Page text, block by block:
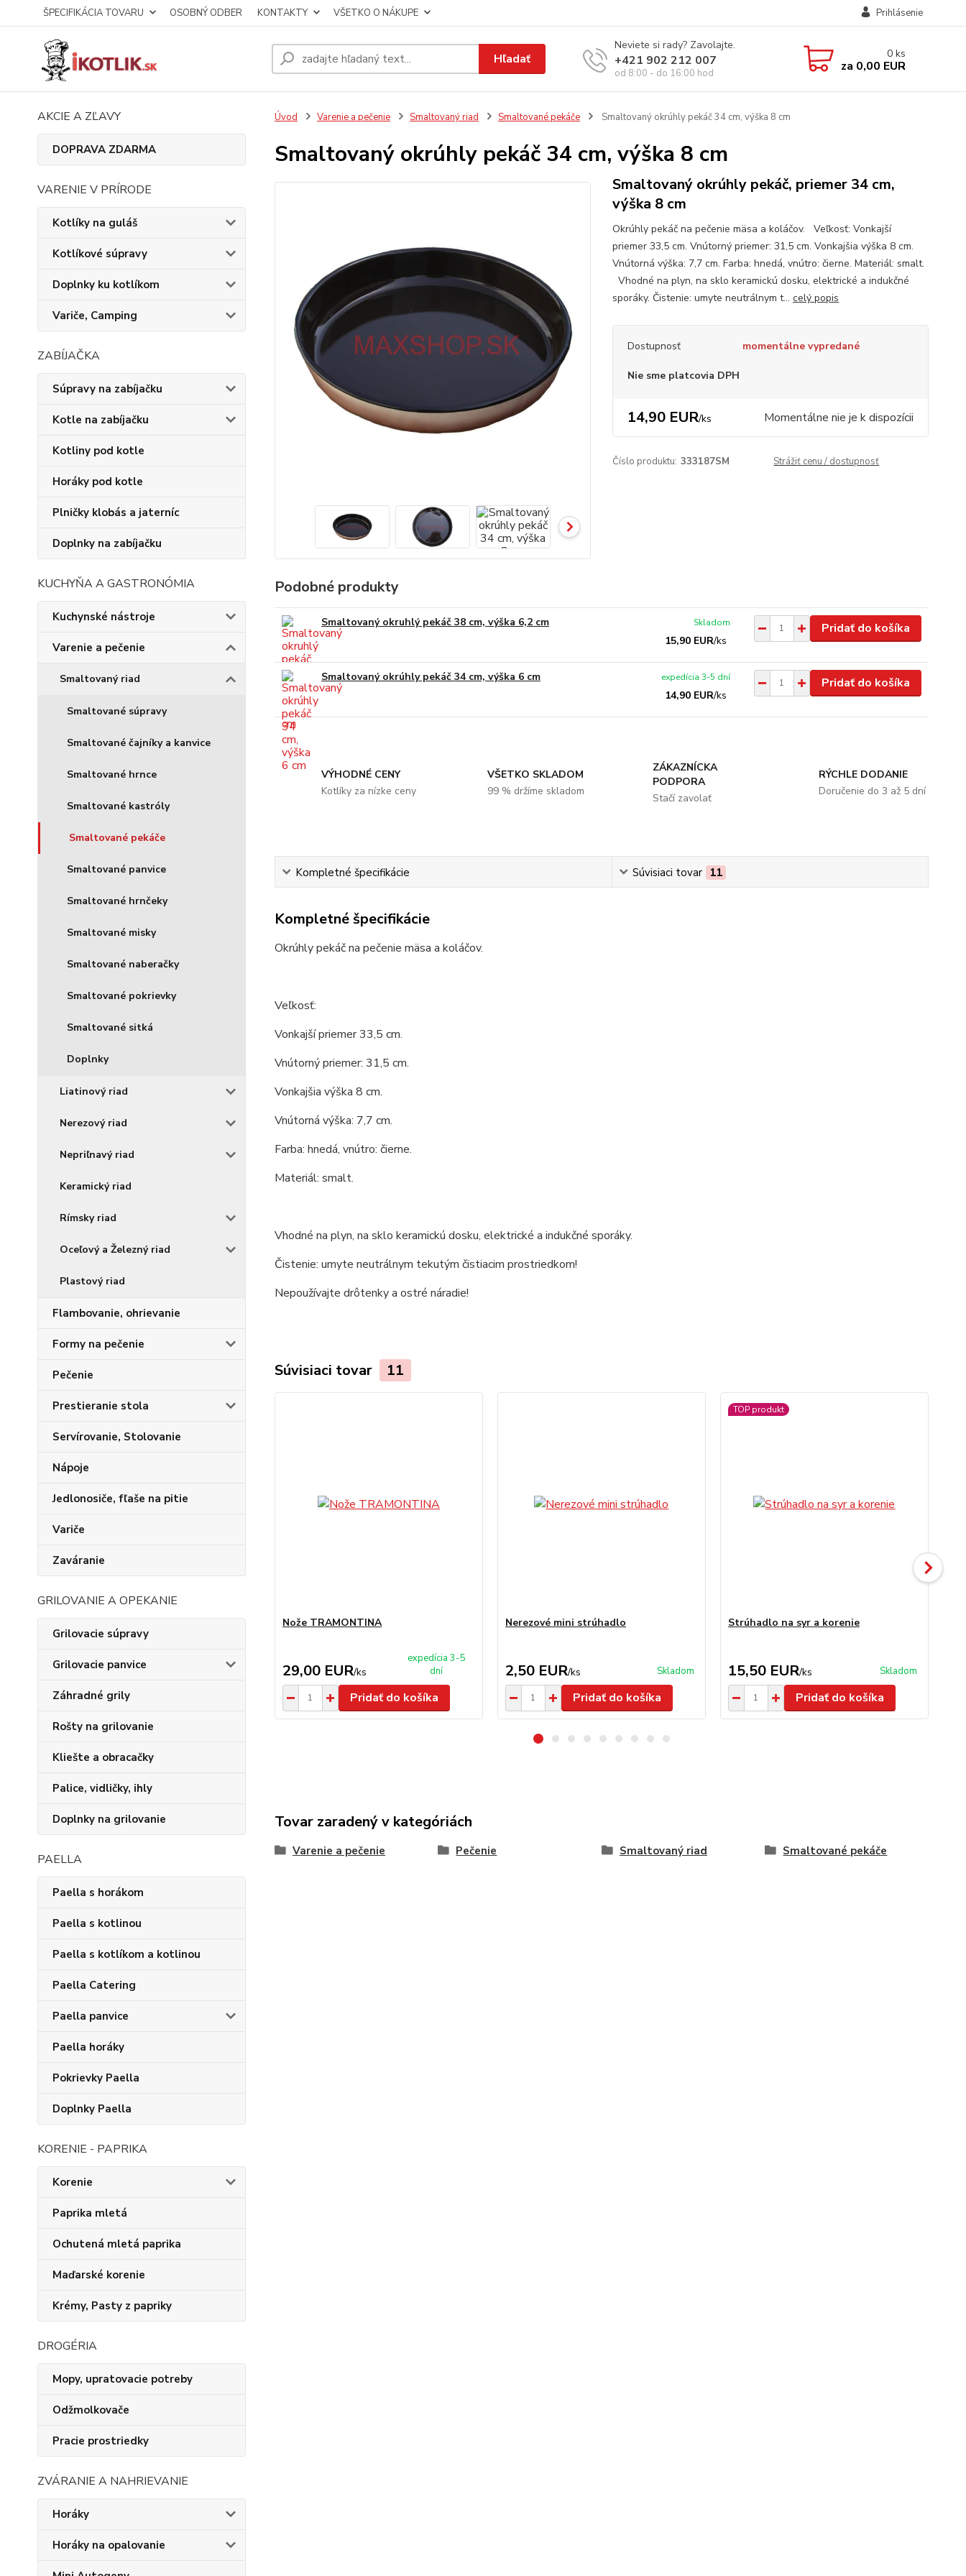
ŠPECIFIKÁCIA TOVARU OSOBNÝ ODBER KONTAKTY VŠETKO O NÁKUPE Prihlásenie
Hľadať
Neviete si rady? Zavolajte.
+421 902 212 007
od 8:00 - do 16:00 hod
0 ks
za 0,00 EUR
AKCIE A ZĽAVY
DOPRAVA ZDARMA
VARENIE V PRÍRODE
Kotlíky na guláš
Kotlíkové súpravy
Doplnky ku kotlíkom
Variče, Camping
ZABÍJAČKA
Súpravy na zabíjačku
Kotle na zabíjačku
Kotliny pod kotle
Horáky pod kotle
Plničky klobás a jaterníc
Doplnky na zabíjačku
KUCHYŇA A GASTRONÓMIA
Kuchynské nástroje
Varenie a pečenie
Smaltovaný riad
Smaltované súpravy
Smaltované čajníky a kanvice
Smaltované hrnce
Smaltované kastróly
Smaltované pekáče
Smaltované panvice
Smaltované hrnčeky
Smaltované misky
Smaltované naberačky
Smaltované pokrievky
Smaltované sitká
Doplnky
Liatinový riad
Nerezový riad
Nepriľnavý riad
Keramický riad
Rímsky riad
Oceľový a Železný riad
Plastový riad
Flambovanie, ohrievanie
Formy na pečenie
Pečenie
Prestieranie stola
Servírovanie, Stolovanie
Nápoje
Jedlonosiče, fľaše na pitie
Variče
Zaváranie
GRILOVANIE A OPEKANIE
Grilovacie súpravy
Grilovacie panvice
Záhradné grily
Rošty na grilovanie
Kliešte a obracačky
Palice, vidličky, ihly
Doplnky na grilovanie
PAELLA
Paella s horákom
Paella s kotlinou
Paella s kotlíkom a kotlinou
Paella Catering
Paella panvice
Paella horáky
Pokrievky Paella
Doplnky Paella
KORENIE - PAPRIKA
Korenie
Paprika mletá
Ochutená mletá paprika
Maďarské korenie
Krémy, Pasty z papriky
DROGÉRIA
Mopy, upratovacie potreby
Odžmolkovače
Pracie prostriedky
ZVÁRANIE A NAHRIEVANIE
Horáky
Horáky na opalovanie
Úvod Varenie a pečenie Smaltovaný riad Smaltované pekáče Smaltovaný okrúhly pekáč 34 cm, výška 8 cm
Smaltovaný okrúhly pekáč 34 cm, výška 8 cm
Smaltovaný okrúhly pekáč, priemer 34 cm,
výška 8 cm
Okrúhly pekáč na pečenie mäsa a koláčov. Veľkosť: Vonkajší
priemer 33,5 cm. Vnútorný priemer: 31,5 cm. Vonkajšia výška 8 cm.
Vnútorná výška: 7,7 cm. Farba: hnedá, vnútro: čierne. Materiál: smalt.
Vhodné na plyn, na sklo keramickú dosku, elektrické a indukčné
sporáky. Čistenie: umyte neutrálnym t... celý popis
Dostupnosť momentálne vypredané
Nie sme platcovia DPH
14,90 EUR/ks Momentálne nie je k dispozícii
Číslo produktu: 333187SM Strážiť cenu / dostupnosť
Podobné produkty
Smaltovaný okruhlý pekáč 38 cm, výška 6,2 cm
15,90 EUR/ks
Skladom Pridať do košíka
Smaltovaný okrúhly pekáč 34 cm, výška 6 cm
14,90 EUR/ks
expedícia 3-5 dní Pridať do košíka
VÝHODNÉ CENY
Kotlíky za nízke ceny
VŠETKO SKLADOM
99 % držíme skladom
ZÁKAZNÍCKA
PODPORA
Stačí zavolať
RÝCHLE DODANIE
Doručenie do 3 až 5 dní
Kompletné špecifikácie Súvisiaci tovar 11
Kompletné špecifikácie
Okrúhly pekáč na pečenie mäsa a koláčov.
Veľkosť:
Vonkajší priemer 33,5 cm.
Vnútorný priemer: 31,5 cm.
Vonkajšia výška 8 cm.
Vnútorná výška: 7,7 cm.
Farba: hnedá, vnútro: čierne.
Materiál: smalt.
Vhodné na plyn, na sklo keramickú dosku, elektrické a indukčné sporáky.
Čistenie: umyte neutrálnym tekutým čistiacim prostriedkom!
Nepoužívajte drôtenky a ostré náradie!
Súvisiaci tovar 11
Nože TRAMONTINA
29,00 EUR/ks
expedícia 3-5
dní
Pridať do košíka
Nerezové mini strúhadlo
2,50 EUR/ks Skladom
Pridať do košíka
TOP produkt
Strúhadlo na syr a korenie
15,50 EUR/ks Skladom
Pridať do košíka
Tovar zaradený v kategóriách
Varenie a pečenie Pečenie Smaltovaný riad Smaltované pekáče